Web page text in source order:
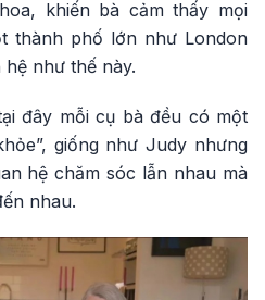
khiến bà cảm thấy mọi
thành phố lớn như London
như thế này.
đây mỗi cụ bà đều có một
giống như Judy nhưng
hệ chăm sóc lẫn nhau mà
nhau.